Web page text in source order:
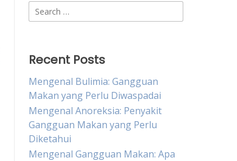
Search
for:
Recent Posts
Mengenal Bulimia: Gangguan
Makan yang Perlu Diwaspadai
Mengenal Anoreksia: Penyakit
Gangguan Makan yang Perlu
Diketahui
Mengenal Gangguan Makan: Apa